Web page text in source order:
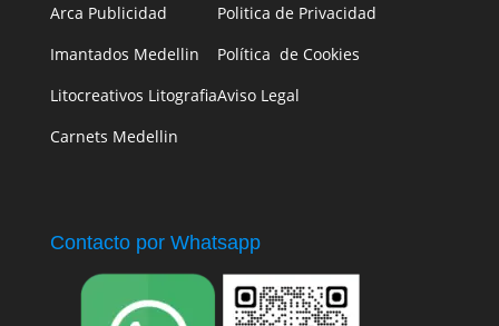
Arca Publicidad
Imantados Medellin
Litocreativos Litografia
Carnets Medellin
Politica de Privacidad
Política de Cookies
Aviso Legal
Contacto por Whatsapp